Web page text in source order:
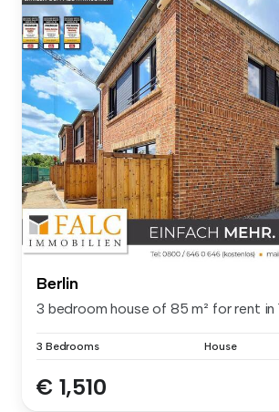
Berlin
3 bedroom house of 85 m² for rent in
3 Bedrooms House
€ 1,510